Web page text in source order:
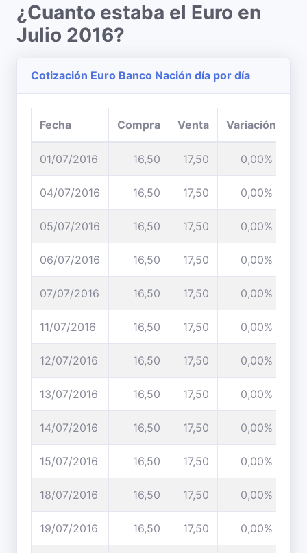
¿Cuanto estaba el Euro en
Julio 2016?
Cotización Euro Banco Nación día por día
Fecha Compra Venta Variación
01/07/2016 16,50 17,50 0,00%
04/07/2016 16,50 17,50 0,00%
05/07/2016 16,50 17,50 0,00%
06/07/2016 16,50 17,50 0,00%
07/07/2016 16,50 17,50 0,00%
11/07/2016 16,50 17,50 0,00%
12/07/2016 16,50 17,50 0,00%
13/07/2016 16,50 17,50 0,00%
14/07/2016 16,50 17,50 0,00%
15/07/2016 16,50 17,50 0,00%
18/07/2016 16,50 17,50 0,00%
19/07/2016 16,50 17,50 0,00%